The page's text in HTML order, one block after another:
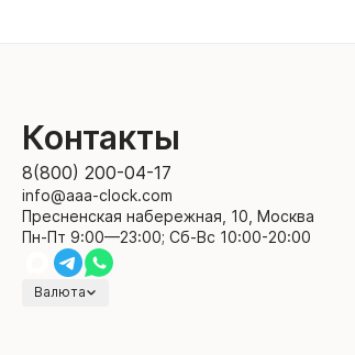
Контакты
8(800) 200-04-17
info@aaa-clock.com
Пресненская набережная, 10, Москва
Пн-Пт 9:00—23:00; Сб-Вс 10:00-20:00
Валюта